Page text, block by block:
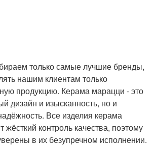
только самые лучшие бренды,
нашим клиентам только
продукцию. Керама марацци - это
дизайн и изысканность, но и
Все изделия керама
жёсткий контроль качества, поэтому
в их безупречном исполнении.